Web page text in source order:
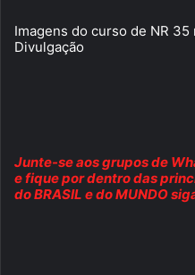
Imagens do curso de NR
Divulgação
Junte-se aos grupos de
e fique por dentro das
do BRASIL e do MUNDO